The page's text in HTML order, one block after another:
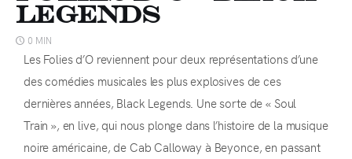
Legends
0 MIN
Les Folies d’O reviennent pour deux représentations d’une
des comédies musicales les plus explosives de ces
dernières années, Black Legends. Une sorte de « Soul
Train », en live, qui nous plonge dans l’histoire de la musique
noire américaine, de Cab Calloway à Beyonce, en passant